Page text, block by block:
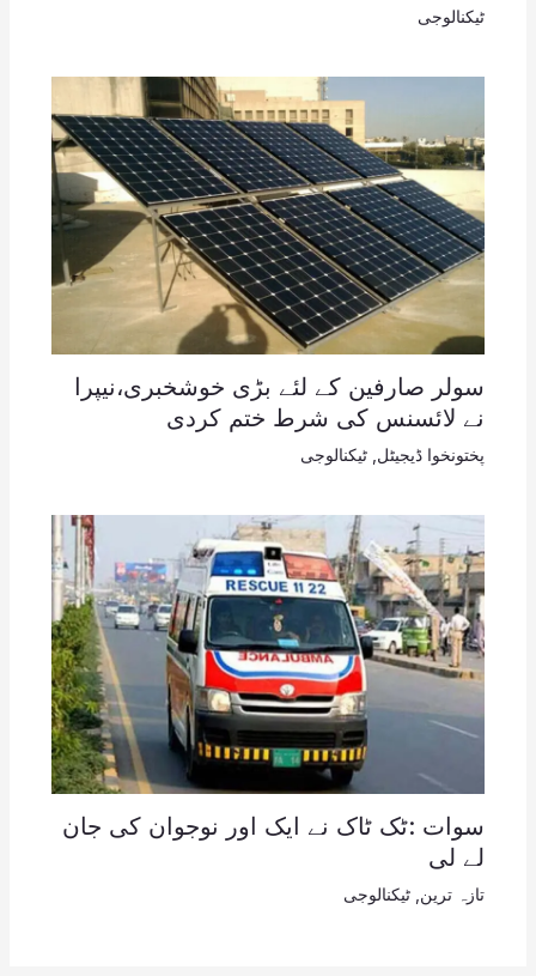
ٹیکنالوجی
سولر صارفین کے لئے بڑی خوشخبری،نیپرا
نے لائسنس کی شرط ختم کردی
پختونخوا ڈیجیٹل ٹیکنالوجی
سوات :ٹک ٹاک نے ایک اور نوجوان کی جان
لے لی
تازہ ترین ٹیکنالوجی